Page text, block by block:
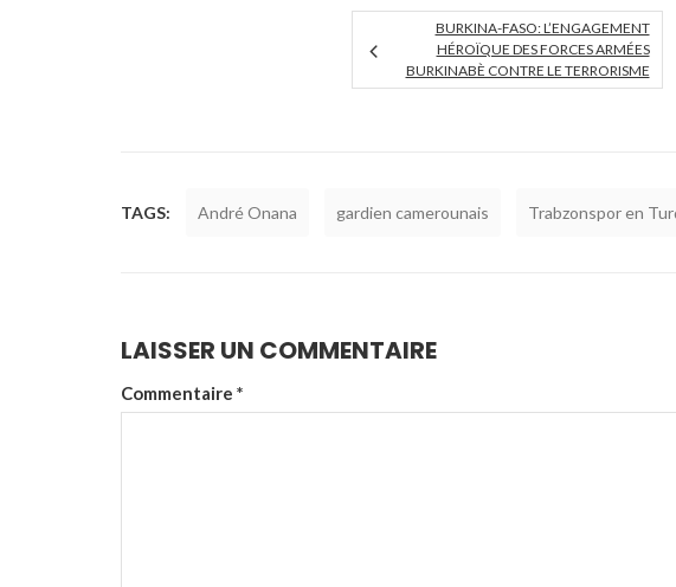
BURKINA-FASO: L’ENGAGEMENT
HÉROÏQUE DES FORCES ARMÉES
BURKINABÈ CONTRE LE TERRORISME
TAGS: André Onana gardien camerounais Trabzonspor en
LAISSER UN COMMENTAIRE
Commentaire *